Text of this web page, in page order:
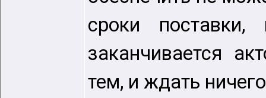
сроки
заканчивается
тем, и ждать